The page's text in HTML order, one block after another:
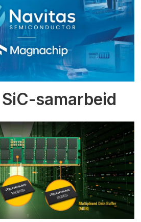
samarbeid